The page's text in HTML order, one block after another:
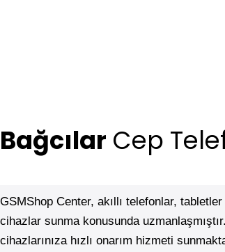
Bağcılar Cep
GSMShop Center, akıllı telefonlar,
cihazlar sunma konusunda
cihazlarınıza hızlı onarım hizmeti